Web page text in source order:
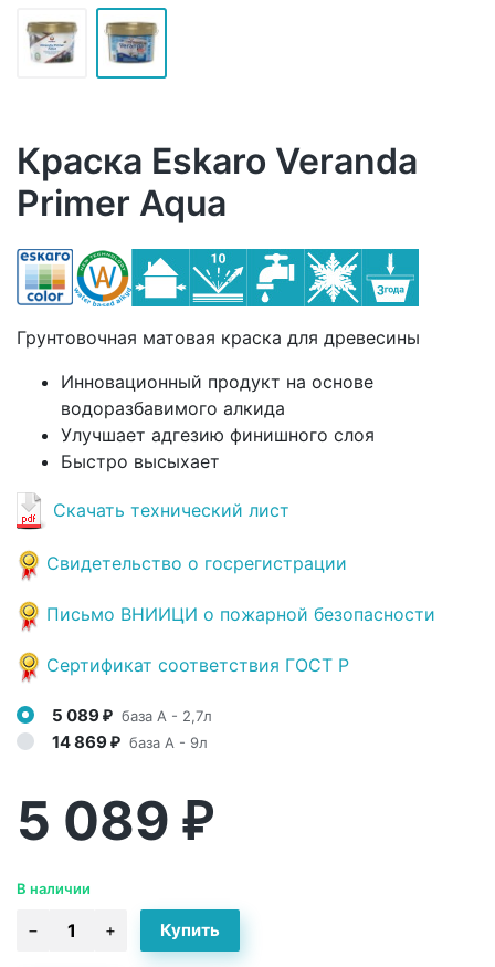
Краска Eskaro Veranda
Primer Aqua
Грунтовочная матовая краска для древесины
Инновационный продукт на основе
водоразбавимого алкида
Улучшает адгезию финишного слоя
Быстро высыхает
Скачать технический лист
Свидетельство о госрегистрации
Письмо ВНИИЦИ о пожарной безопасности
Сертификат соответствия ГОСТ Р
5 089 ₽ база A - 2,7л
14 869 ₽ база A - 9л
5 089 ₽
В наличии